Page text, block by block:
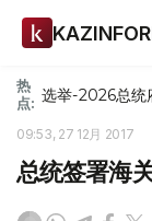
热
点: 选举-2026总统
09:53, 27 12月 2017
总统签署海